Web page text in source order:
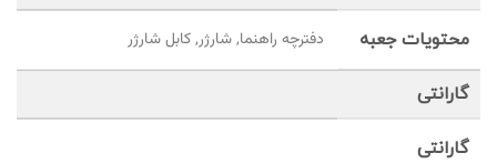
محتویات جعبه دفترچه راهنما, شارژر, کابل شارژر
گارانتی
گارانتی